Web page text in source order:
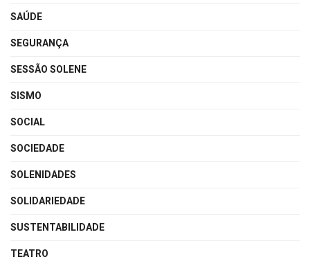
SAÚDE
SEGURANÇA
SESSÃO SOLENE
SISMO
SOCIAL
SOCIEDADE
SOLENIDADES
SOLIDARIEDADE
SUSTENTABILIDADE
TEATRO